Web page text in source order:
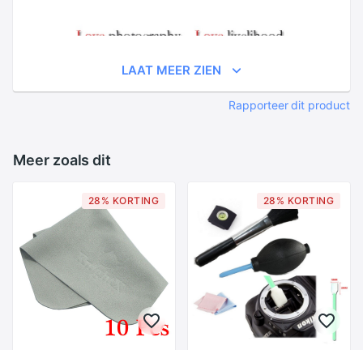
LAAT MEER ZIEN
Rapporteer dit product
Meer zoals dit
28% KORTING 28% KORTING